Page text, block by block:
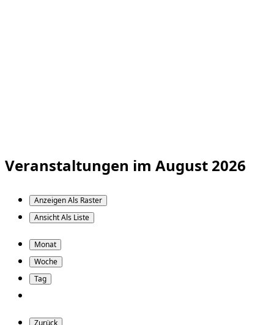
Veranstaltungen im August 2026
Anzeigen Als Raster
Ansicht Als Liste
Monat
Woche
Tag